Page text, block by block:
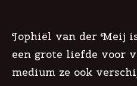
Jophiël van der Meij
een grote liefde voor
medium ze ook